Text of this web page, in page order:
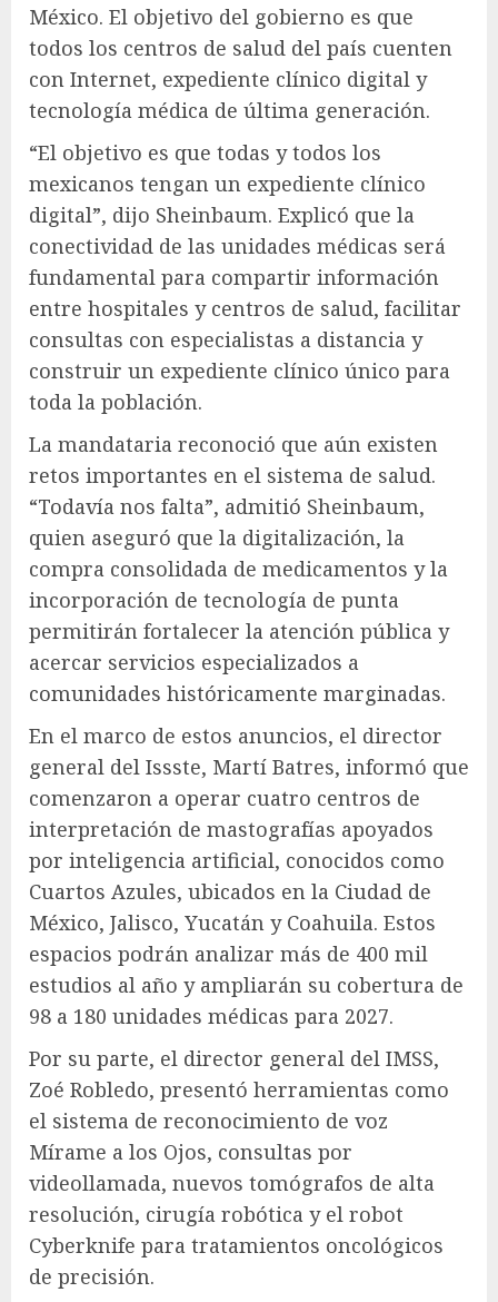
México. El objetivo del gobierno es que
todos los centros de salud del país cuenten
con Internet, expediente clínico digital y
tecnología médica de última generación.
“El objetivo es que todas y todos los
mexicanos tengan un expediente clínico
digital”, dijo Sheinbaum. Explicó que la
conectividad de las unidades médicas será
fundamental para compartir información
entre hospitales y centros de salud, facilitar
consultas con especialistas a distancia y
construir un expediente clínico único para
toda la población.
La mandataria reconoció que aún existen
retos importantes en el sistema de salud.
“Todavía nos falta”, admitió Sheinbaum,
quien aseguró que la digitalización, la
compra consolidada de medicamentos y la
incorporación de tecnología de punta
permitirán fortalecer la atención pública y
acercar servicios especializados a
comunidades históricamente marginadas.
En el marco de estos anuncios, el director
general del Issste, Martí Batres, informó que
comenzaron a operar cuatro centros de
interpretación de mastografías apoyados
por inteligencia artificial, conocidos como
Cuartos Azules, ubicados en la Ciudad de
México, Jalisco, Yucatán y Coahuila. Estos
espacios podrán analizar más de 400 mil
estudios al año y ampliarán su cobertura de
98 a 180 unidades médicas para 2027.
Por su parte, el director general del IMSS,
Zoé Robledo, presentó herramientas como
el sistema de reconocimiento de voz
Mírame a los Ojos, consultas por
videollamada, nuevos tomógrafos de alta
resolución, cirugía robótica y el robot
Cyberknife para tratamientos oncológicos
de precisión.